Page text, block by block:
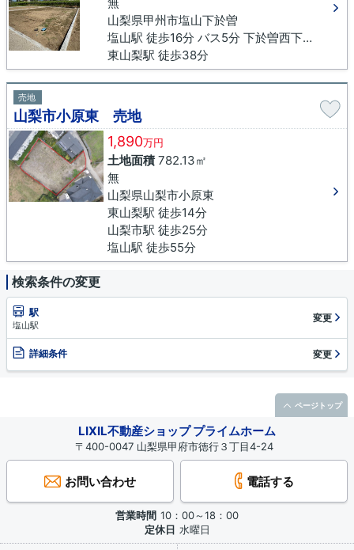
山梨県甲州市塩山下於曽
塩山駅 徒歩16分 バス5分 下於曽西下車 徒歩9分
東山梨駅 徒歩38分
売地
山梨市小原東 売地
1,890万円
土地面積782.13㎡
無
山梨県山梨市小原東
東山梨駅 徒歩14分
山梨市駅 徒歩25分
塩山駅 徒歩55分
検索条件の変更
駅
塩山駅
変更
詳細条件 変更
LIXIL不動産ショップ プライムホーム
〒400-0047 山梨県甲府市徳行３丁目4-24
お問い合わせ 電話する
営業時間 10：00～18：00
定休日 水曜日
ページトップ